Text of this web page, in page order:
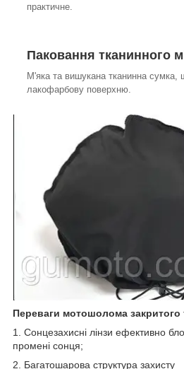
практичне.
Паковання тканинного
М'яка та вишукана тканинна
лакофарбову поверхню.
Переваги мотошолома закритого
1. Сонцезахисні лінзи ефективно
промені сонця;
2. Багатошарова структура захисту